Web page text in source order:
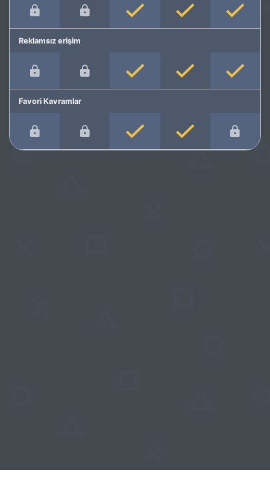
Reklamsız erişim
Favori Kavramlar